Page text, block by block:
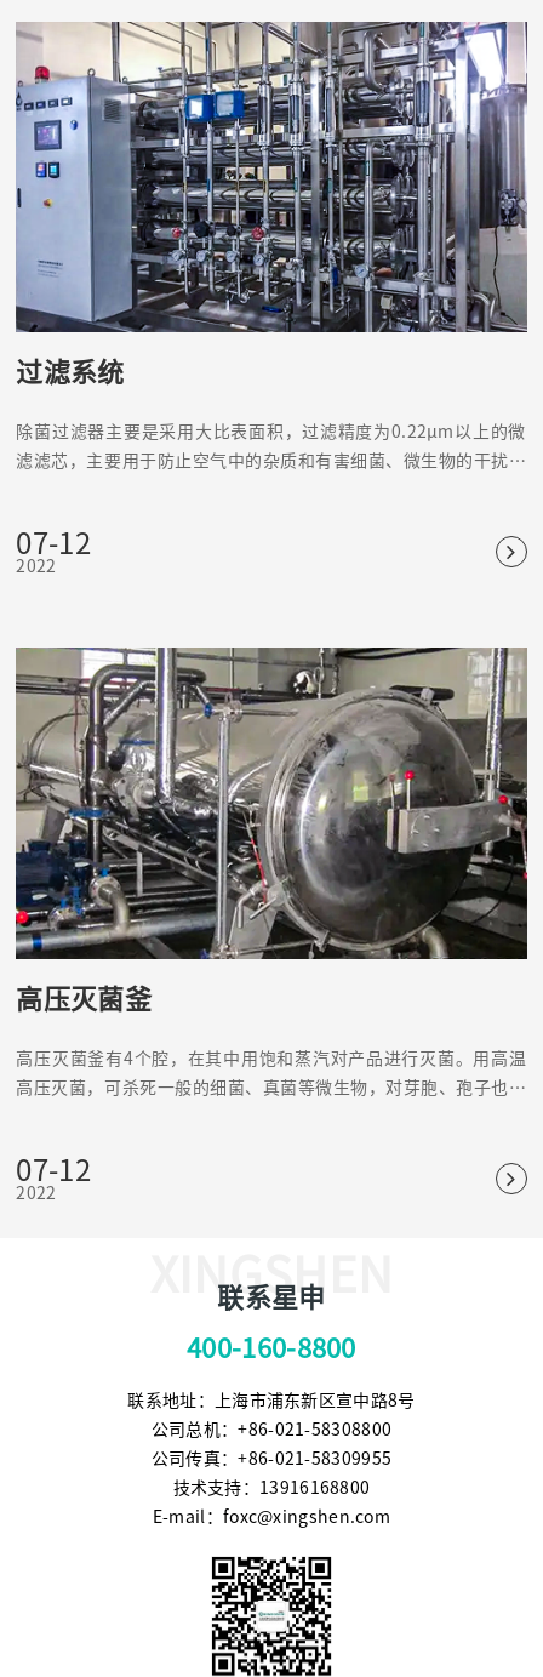
过滤系统
除菌过滤器主要是采用大比表面积，过滤精度为0.22μm以上的微
滤滤芯，主要用于防止空气中的杂质和有害细菌、微生物的干扰，
07-12
2022
高压灭菌釜
高压灭菌釜有4个腔，在其中用饱和蒸汽对产品进行灭菌。用高温
高压灭菌，可杀死一般的细菌、真菌等微生物，对芽胞、孢子也有
07-12
2022
XINGSHEN
联系星申
400-160-8800
联系地址：上海市浦东新区宣中路8号
公司总机：+86-021-58308800
公司传真：+86-021-58309955
技术支持：13916168800
E-mail：foxc@xingshen.com